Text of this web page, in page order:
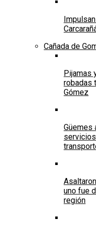
Cañada de
Pijamas
robadas
Gómez
Güemes
uno fue
región